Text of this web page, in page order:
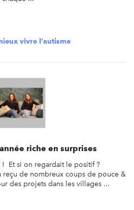
vivre l'autisme
riche en surprises
! Et si on regardait le positif ?
reçu de nombreux coups de pouce &
des projets dans les villages ...